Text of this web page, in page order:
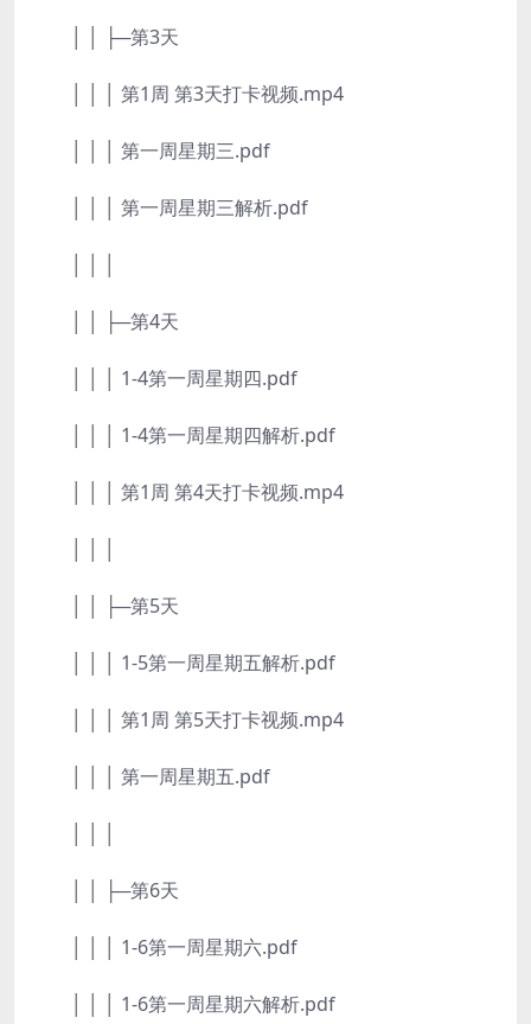
│ │ ├─第3天
│ │ │ 第1周 第3天打卡视频.mp4
│ │ │ 第一周星期三.pdf
│ │ │ 第一周星期三解析.pdf
│ │ ├─第4天
│ │ │ 1-4第一周星期四.pdf
│ │ │ 1-4第一周星期四解析.pdf
│ │ │ 第1周 第4天打卡视频.mp4
│ │ ├─第5天
│ │ │ 1-5第一周星期五解析.pdf
│ │ │ 第1周 第5天打卡视频.mp4
│ │ │ 第一周星期五.pdf
│ │ ├─第6天
│ │ │ 1-6第一周星期六.pdf
│ │ │ 1-6第一周星期六解析.pdf